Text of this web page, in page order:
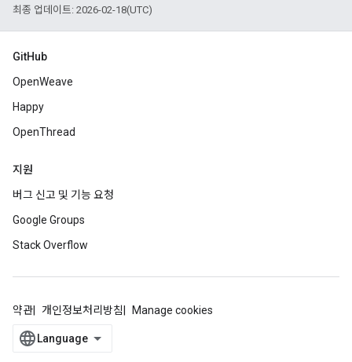
최종 업데이트: 2026-02-18(UTC)
GitHub
OpenWeave
Happy
OpenThread
지원
버그 신고 및 기능 요청
Google Groups
Stack Overflow
약관 개인정보처리방침 Manage cookies